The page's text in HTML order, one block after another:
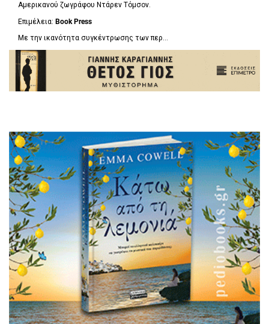
Αμερικανού ζωγράφου Ντάρεν Τόμσον.
Επιμέλεια: Book Press
Με την ικανότητα συγκέντρωσης των περ...